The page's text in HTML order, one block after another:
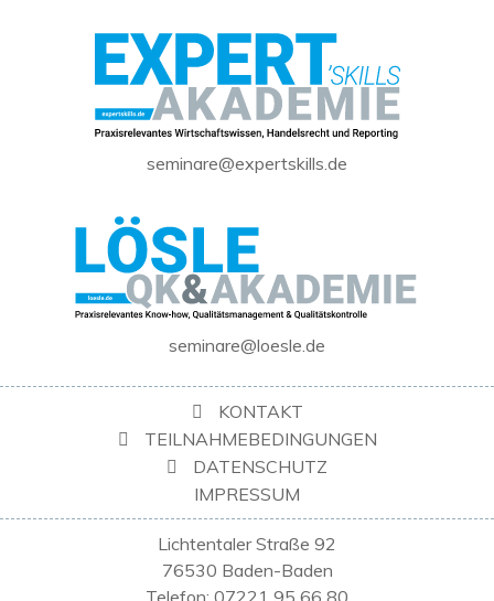
seminare@expertskills.de
seminare@loesle.de
KONTAKT
TEILNAHMEBEDINGUNGEN
DATENSCHUTZ
IMPRESSUM
Lichtentaler Straße 92
76530 Baden-Baden
Telefon: 07221 95 66 80